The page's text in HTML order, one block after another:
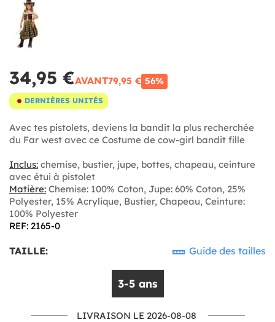
34,95 €AVANT79,95 € 56%
DERNIÈRES UNITÉS
Avec tes pistolets, deviens la bandit la plus recherchée
du Far west avec ce Costume de cow-girl bandit fille
Inclus: chemise, bustier, jupe, bottes, chapeau, ceinture
avec étui à pistolet
Matière: Chemise: 100% Coton, Jupe: 60% Coton, 25%
Polyester, 15% Acrylique, Bustier, Chapeau, Ceinture:
100% Polyester
REF: 2165-0
TAILLE: Guide des tailles
3-5 ans
LIVRAISON LE 2026-08-08